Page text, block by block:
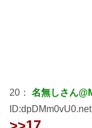
20： 名無しさん
ID:dpDMm0vU0.net